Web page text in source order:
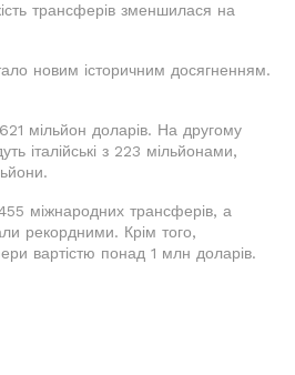
трансферів зменшилася на
новим історичним досягненням.
мільйон доларів. На другому
італійські з 223 мільйонами,
міжнародних трансферів, а
рекордними. Крім того,
вартістю понад 1 млн доларів.